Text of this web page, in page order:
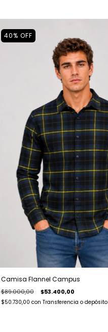
40% OFF
Camisa Flannel Campus
$89.000,00 $53.400,00
$50.730,00 con Transferencia o depósito